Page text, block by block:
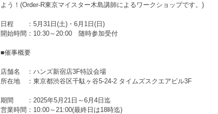
よう！(Order-R東京マイスター木島講師によるワークショップです。)
日程 ：5月31日(土)・6月1日(日)
開始時間：10:30～20:00 随時参加受付
■催事概要
店舗名 ：ハンズ新宿店3F特設会場
所在地 ：東京都渋谷区千駄ヶ谷5-24-2 タイムズスクエアビル3F
期間 ：2025年5月21日～6月4日迄
営業時間：10:00～21:00(最終日は18時迄)